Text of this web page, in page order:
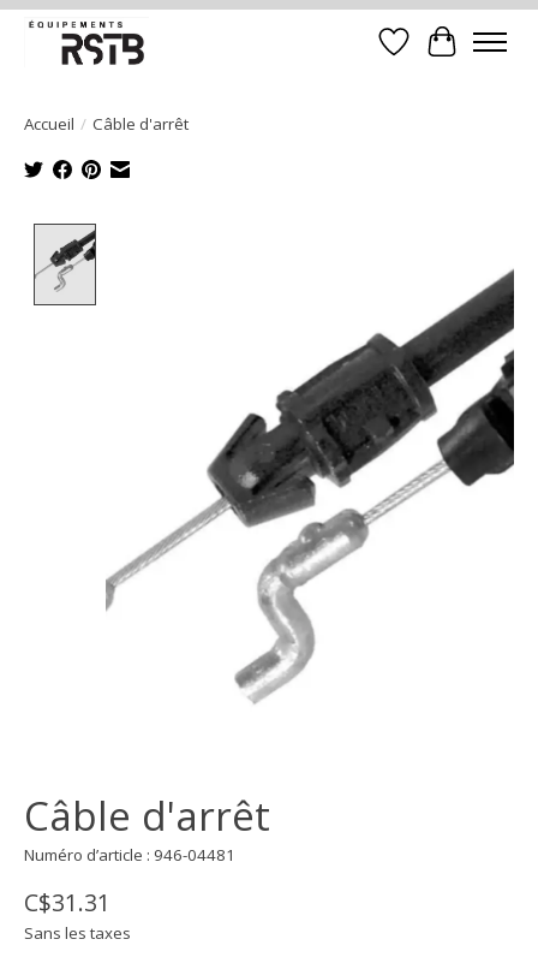
Liste dePanier
Accueil / Câble d'arrêt
Câble d'arrêt
Numéro d’article : 946-04481
C$31.31
Sans les taxes